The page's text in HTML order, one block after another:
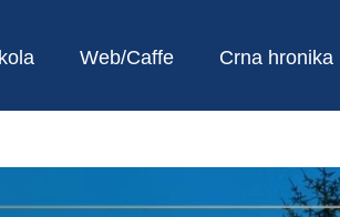
Web/Caffe Crna hronika